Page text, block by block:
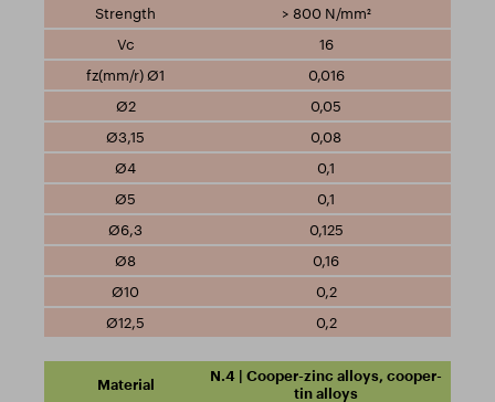
> 800 N/mm²
16
0,016
0,05
0,08
0,1
0,1
0,125
0,16
0,2
0,2
N.4 | Cooper-zinc alloys, cooper-
tin alloys